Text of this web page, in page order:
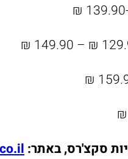
סקצ'רס, באתר: